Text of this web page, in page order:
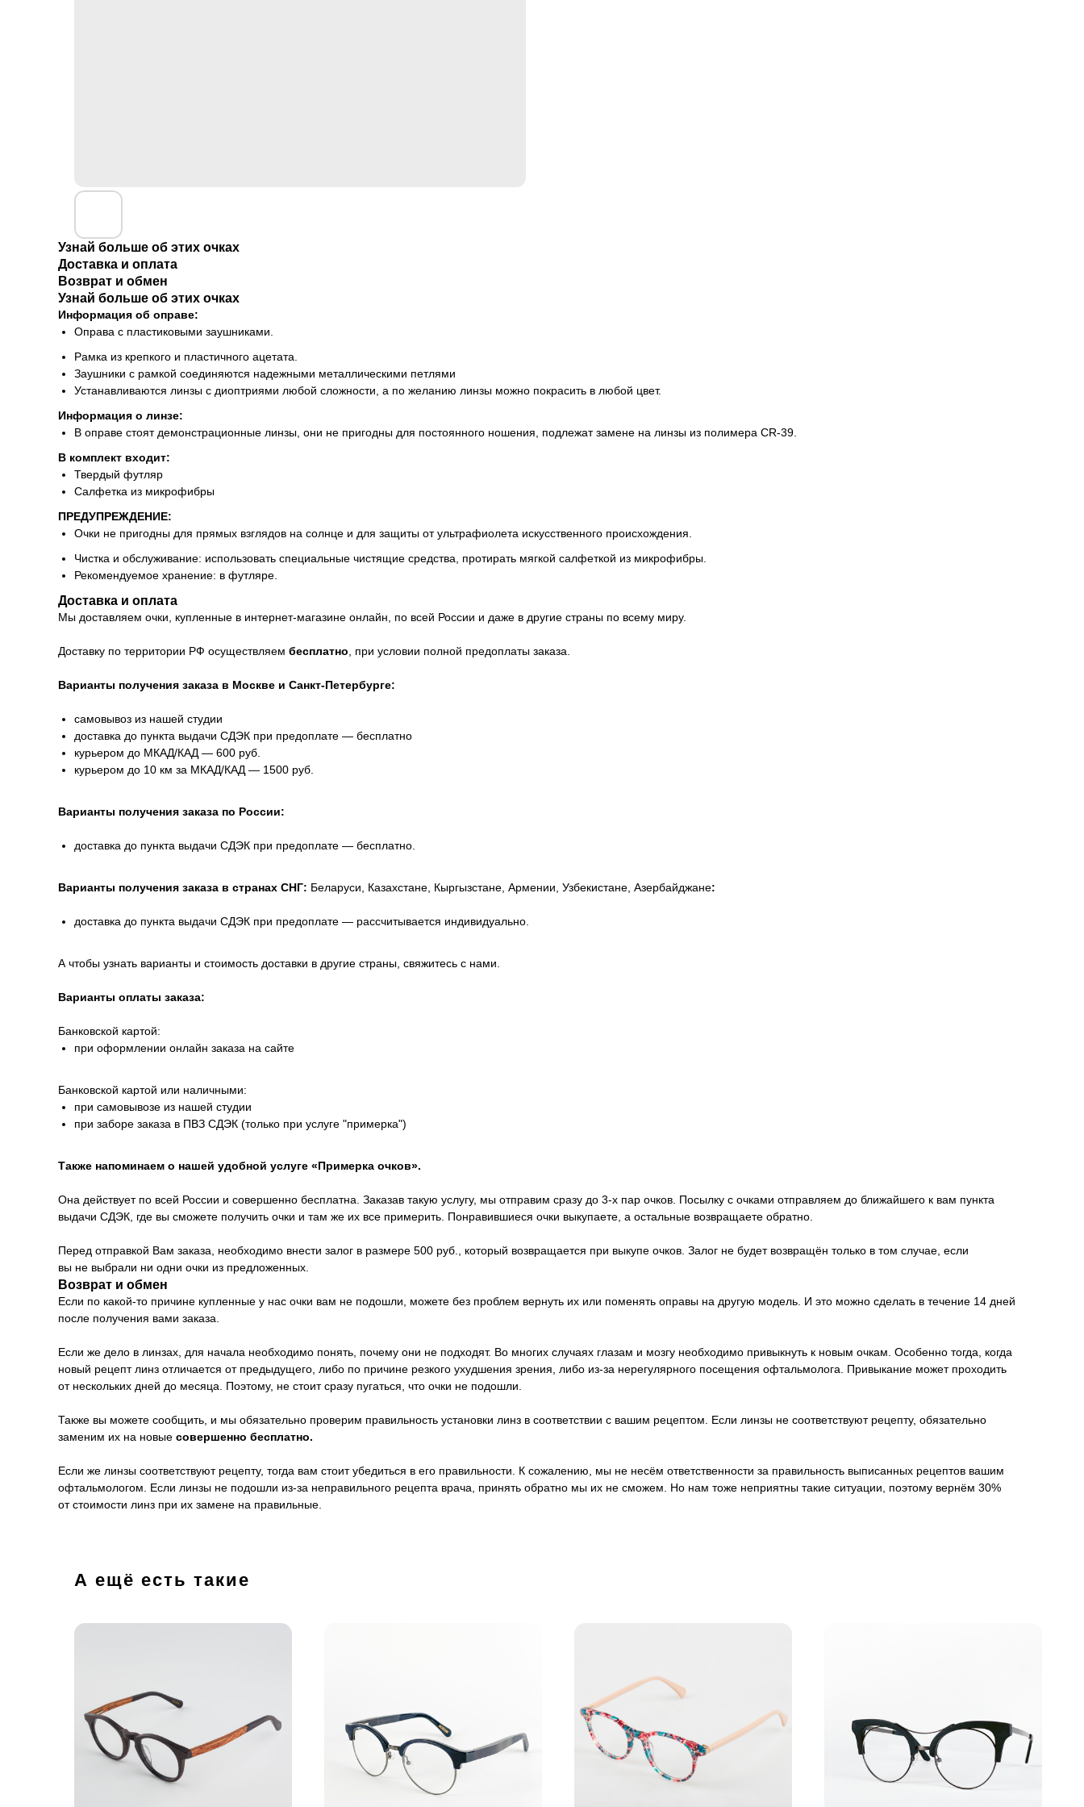
Узнай больше об этих очках
Доставка и оплата
Возврат и обмен
Узнай больше об этих очках
Информация об оправе:
Оправа с пластиковыми заушниками.
Рамка из крепкого и пластичного ацетата.
Заушники с рамкой соединяются надежными металлическими петлями
Устанавливаются линзы с диоптриями любой сложности, а по желанию линзы можно покрасить в любой цвет.
Информация о линзе:
В оправе стоят демонстрационные линзы, они не пригодны для постоянного ношения, подлежат замене на линзы из полимера CR-39.
В комплект входит:
Твердый футляр
Салфетка из микрофибры
ПРЕДУПРЕЖДЕНИЕ:
Очки не пригодны для прямых взглядов на солнце и для защиты от ультрафиолета искусственного происхождения.
Чистка и обслуживание: использовать специальные чистящие средства, протирать мягкой салфеткой из микрофибры.
Рекомендуемое хранение: в футляре.
Доставка и оплата
Мы доставляем очки, купленные в интернет-магазине онлайн, по всей России и даже в другие страны по всему миру.
Доставку по территории РФ осуществляем бесплатно , при условии полной предоплаты заказа.
Варианты получения заказа в Москве и Санкт-Петербурге:
самовывоз из нашей студии
доставка до пункта выдачи СДЭК при предоплате — бесплатно
курьером до МКАД/КАД — 600 руб.
курьером до 10 км за МКАД/КАД — 1500 руб.
Варианты получения заказа по России:
доставка до пункта выдачи СДЭК при предоплате — бесплатно.
Варианты получения заказа в странах СНГ: Беларуси, Казахстане, Кыргызстане, Армении, Узбекистане, Азербайджане:
доставка до пункта выдачи СДЭК при предоплате — рассчитывается индивидуально.
А чтобы узнать варианты и стоимость доставки в другие страны, свяжитесь с нами.
Варианты оплаты заказа:
Банковской картой:
при оформлении онлайн заказа на сайте
Банковской картой или наличными:
при самовывозе из нашей студии
при заборе заказа в ПВЗ СДЭК (только при услуге "примерка")
Также напоминаем о нашей удобной услуге «Примерка очков».
Она действует по всей России и совершенно бесплатна. Заказав такую услугу, мы отправим сразу до 3-х пар очков. Посылку с очками отправляем до ближайшего к вам пункта
выдачи СДЭК, где вы сможете получить очки и там же их все примерить. Понравившиеся очки выкупаете, а остальные возвращаете обратно.
Перед отправкой Вам заказа, необходимо внести залог в размере 500 руб., который возвращается при выкупе очков. Залог не будет возвращён только в том случае, если
вы не выбрали ни одни очки из предложенных.
Возврат и обмен
Если по какой-то причине купленные у нас очки вам не подошли, можете без проблем вернуть их или поменять оправы на другую модель. И это можно сделать в течение 14 дней
после получения вами заказа.
Если же дело в линзах, для начала необходимо понять, почему они не подходят. Во многих случаях глазам и мозгу необходимо привыкнуть к новым очкам. Особенно тогда, когда
новый рецепт линз отличается от предыдущего, либо по причине резкого ухудшения зрения, либо из-за нерегулярного посещения офтальмолога. Привыкание может проходить
от нескольких дней до месяца. Поэтому, не стоит сразу пугаться, что очки не подошли.
Также вы можете сообщить, и мы обязательно проверим правильность установки линз в соответствии с вашим рецептом. Если линзы не соответствуют рецепту, обязательно
заменим их на новые совершенно бесплатно.
Если же линзы соответствуют рецепту, тогда вам стоит убедиться в его правильности. К сожалению, мы не несём ответственности за правильность выписанных рецептов вашим
офтальмологом. Если линзы не подошли из-за неправильного рецепта врача, принять обратно мы их не сможем. Но нам тоже неприятны такие ситуации, поэтому вернём 30%
от стоимости линз при их замене на правильные.
А ещё есть такие